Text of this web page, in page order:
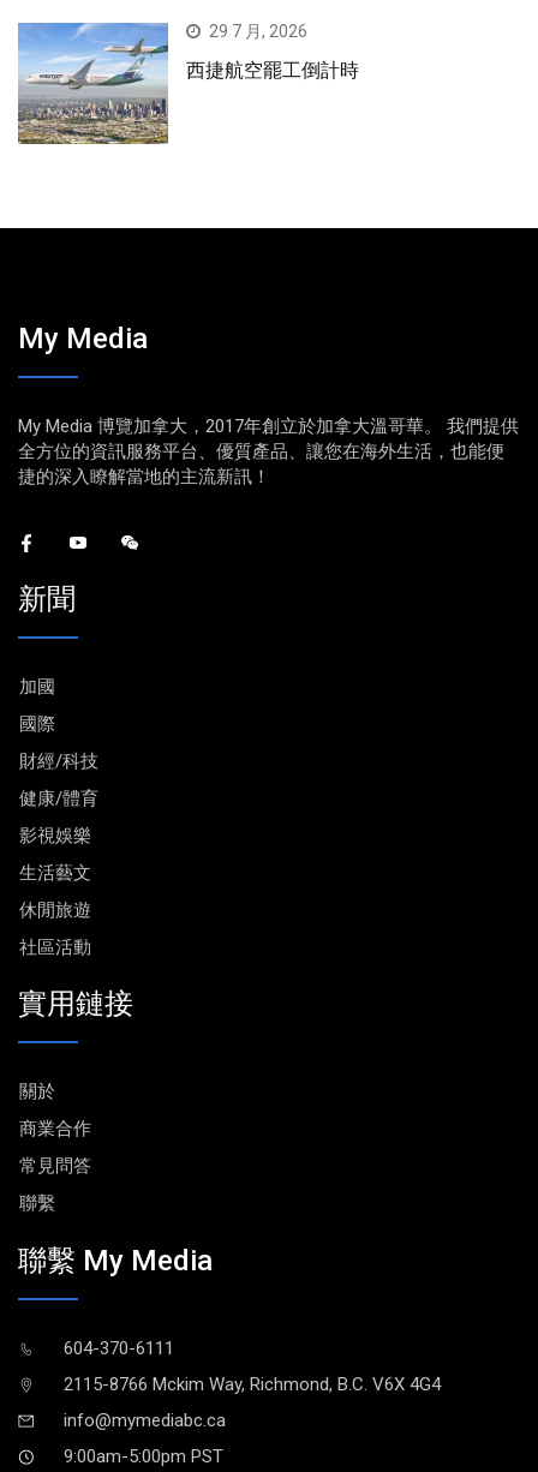
29 7 月, 2026
西捷航空罷工倒計時
My Media
My Media 博覽加拿大，2017年創立於加拿大溫哥華。 我們提供
全方位的資訊服務平台、優質產品、讓您在海外生活，也能便
捷的深入瞭解當地的主流新訊！
新聞
加國
國際
財經/科技
健康/體育
影視娛樂
生活藝文
休閒旅遊
社區活動
實用鏈接
關於
商業合作
常見問答
聯繫
聯繫 My Media
604-370-6111
2115-8766 Mckim Way, Richmond, B.C. V6X 4G4
info@mymediabc.ca
9:00am-5:00pm PST